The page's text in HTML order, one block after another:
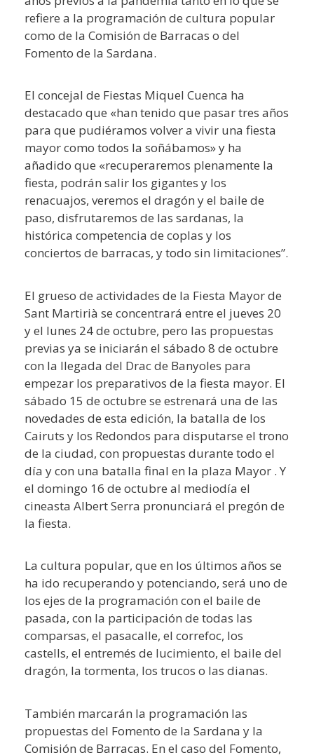
refiere a la programación de cultura popular
como de la Comisión de Barracas o del
Fomento de la Sardana.
El concejal de Fiestas Miquel Cuenca ha
destacado que «han tenido que pasar tres años
para que pudiéramos volver a vivir una fiesta
mayor como todos la soñábamos» y ha
añadido que «recuperaremos plenamente la
fiesta, podrán salir los gigantes y los
renacuajos, veremos el dragón y el baile de
paso, disfrutaremos de las sardanas, la
histórica competencia de coplas y los
conciertos de barracas, y todo sin limitaciones”.
El grueso de actividades de la Fiesta Mayor de
Sant Martirià se concentrará entre el jueves 20
y el lunes 24 de octubre, pero las propuestas
previas ya se iniciarán el sábado 8 de octubre
con la llegada del Drac de Banyoles para
empezar los preparativos de la fiesta mayor. El
sábado 15 de octubre se estrenará una de las
novedades de esta edición, la batalla de los
Cairuts y los Redondos para disputarse el trono
de la ciudad, con propuestas durante todo el
día y con una batalla final en la plaza Mayor . Y
el domingo 16 de octubre al mediodía el
cineasta Albert Serra pronunciará el pregón de
la fiesta.
La cultura popular, que en los últimos años se
ha ido recuperando y potenciando, será uno de
los ejes de la programación con el baile de
pasada, con la participación de todas las
comparsas, el pasacalle, el correfoc, los
castells, el entremés de lucimiento, el baile del
dragón, la tormenta, los trucos o las dianas.
También marcarán la programación las
propuestas del Fomento de la Sardana y la
Comisión de Barracas. En el caso del Fomento,